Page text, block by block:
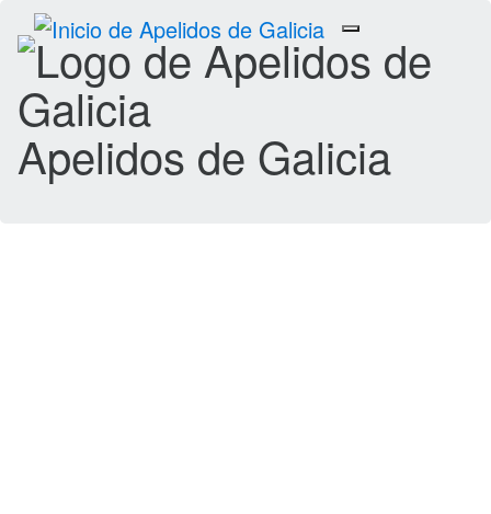
Toggle
navigation
Apelidos de Galicia